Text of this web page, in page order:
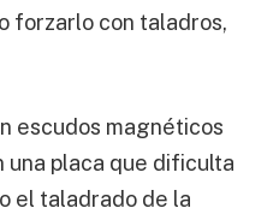
forzarlo con taladros,
escudos magnéticos
una placa que dificulta
el taladrado de la